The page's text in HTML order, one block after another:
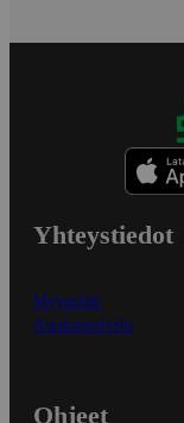
Yhteystiedot
Myymälät
Asiakaspalvelu
Ohjeet